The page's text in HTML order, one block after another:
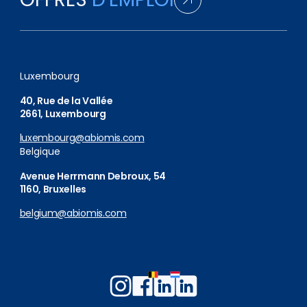
Luxembourg
40, Rue de la Vallée
2661, Luxembourg
luxembourg@abiomis.com
Belgique
Avenue Herrmann Debroux, 54
1160, Bruxelles
belgium@abiomis.com
Follow
us
Follow
us
Follow
us
Follow
us